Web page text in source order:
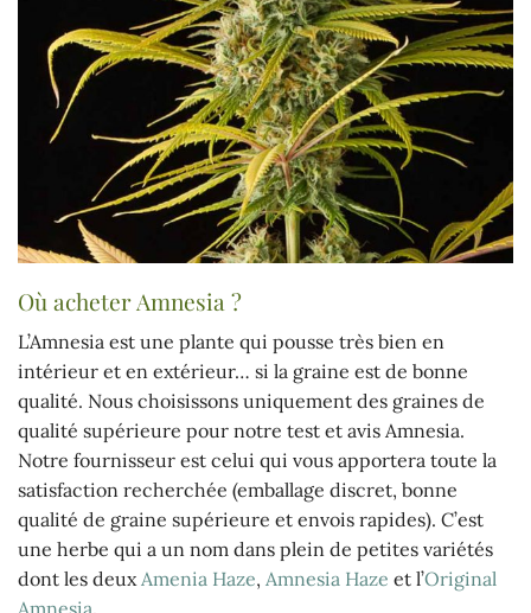
Où acheter Amnesia ?
L’Amnesia est une plante qui pousse très bien en
intérieur et en extérieur… si la graine est de bonne
qualité. Nous choisissons uniquement des graines de
qualité supérieure pour notre test et avis Amnesia.
Notre fournisseur est celui qui vous apportera toute la
satisfaction recherchée (emballage discret, bonne
qualité de graine supérieure et envois rapides). C’est
une herbe qui a un nom dans plein de petites variétés
dont les deuxAmenia Haze, Amnesia Haze et l’Original